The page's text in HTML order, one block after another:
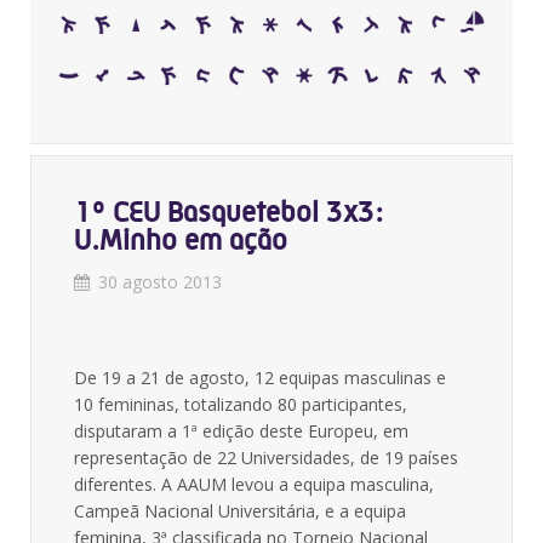
1º CEU Basquetebol 3x3:
U.Minho em ação
30 agosto 2013
De 19 a 21 de agosto, 12 equipas masculinas e
10 femininas, totalizando 80 participantes,
disputaram a 1ª edição deste Europeu, em
representação de 22 Universidades, de 19 países
diferentes. A AAUM levou a equipa masculina,
Campeã Nacional Universitária, e a equipa
feminina, 3ª classificada no Torneio Nacional